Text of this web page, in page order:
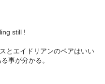
still !
とエイドリアンのペアはいい
事が分かる。